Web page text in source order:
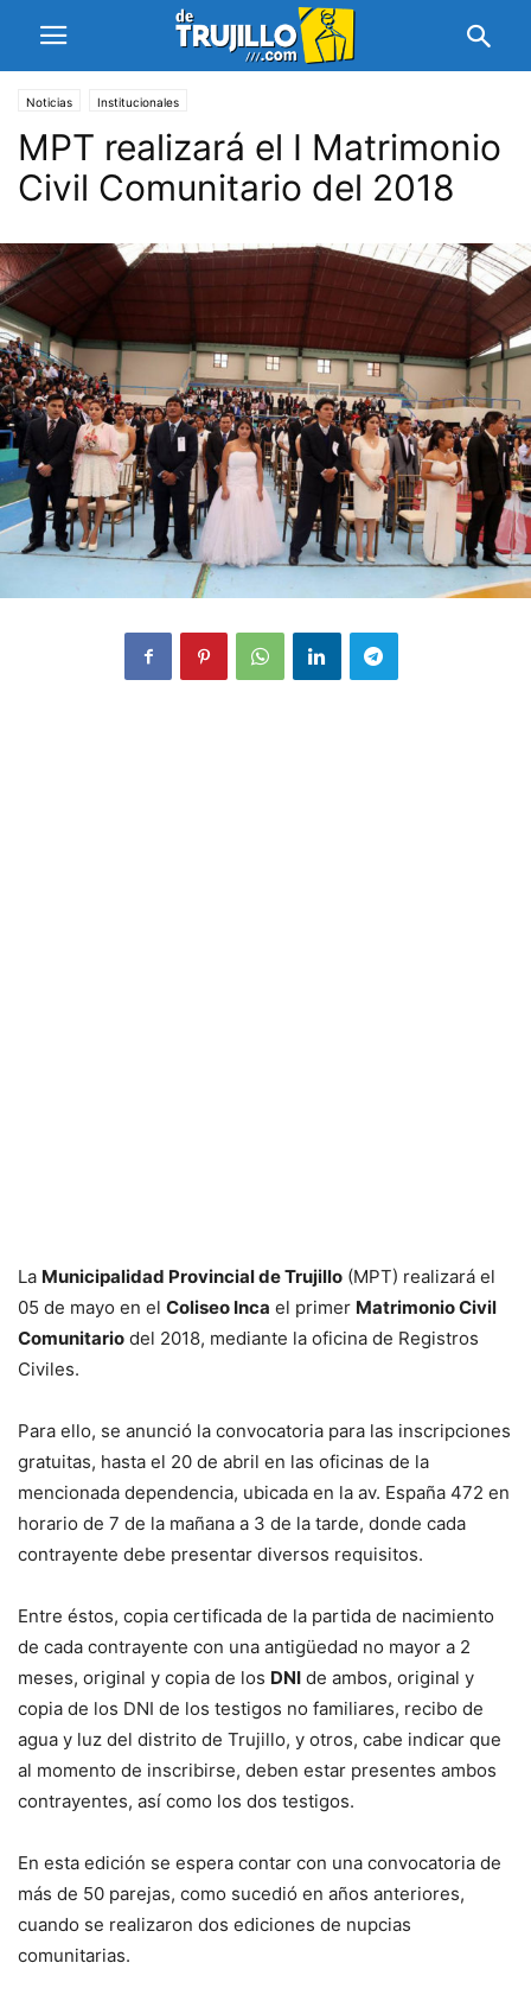
Noticias Institucionales
MPT realizará el I Matrimonio
Civil Comunitario del 2018
La Municipalidad Provincial de Trujillo (MPT) realizará el
05 de mayo en el Coliseo Inca el primer Matrimonio Civil
Comunitario del 2018, mediante la oficina de Registros
Civiles.
Para ello, se anunció la convocatoria para las inscripciones
gratuitas, hasta el 20 de abril en las oficinas de la
mencionada dependencia, ubicada en la av. España 472 en
horario de 7 de la mañana a 3 de la tarde, donde cada
contrayente debe presentar diversos requisitos.
Entre éstos, copia certificada de la partida de nacimiento
de cada contrayente con una antigüedad no mayor a 2
meses, original y copia de los DNI de ambos, original y
copia de los DNI de los testigos no familiares, recibo de
agua y luz del distrito de Trujillo, y otros, cabe indicar que
al momento de inscribirse, deben estar presentes ambos
contrayentes, así como los dos testigos.
En esta edición se espera contar con una convocatoria de
más de 50 parejas, como sucedió en años anteriores,
cuando se realizaron dos ediciones de nupcias
comunitarias.